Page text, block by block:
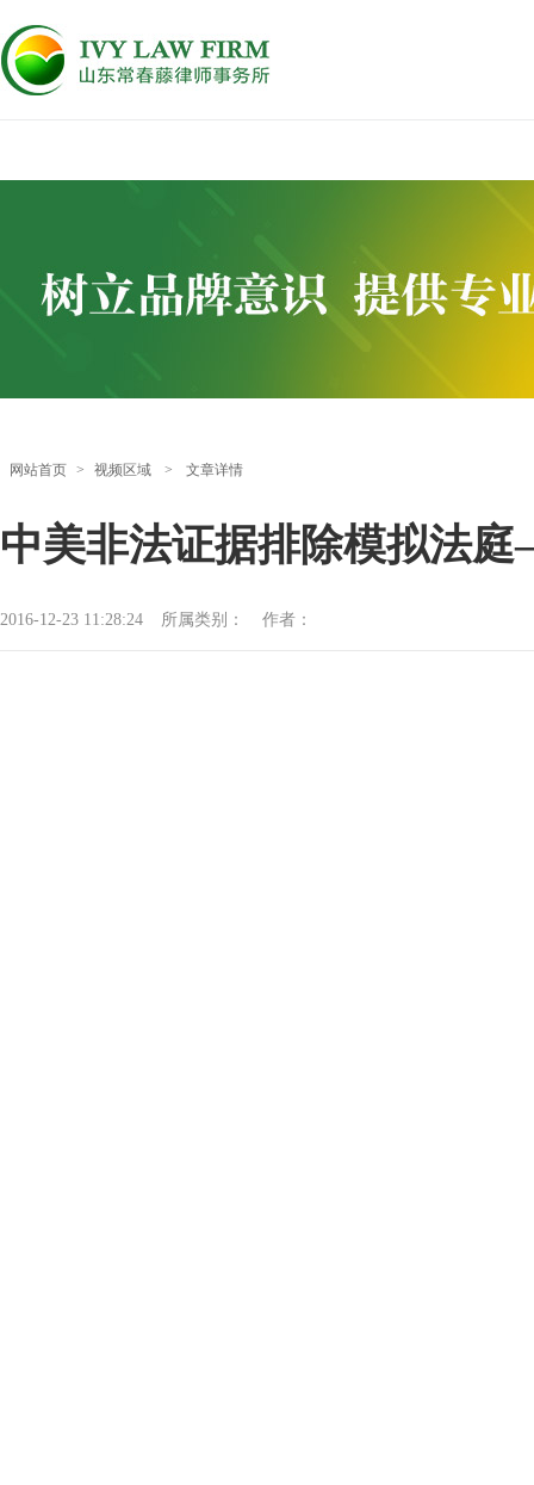
网站首页 > 视频区域 > 文章详情
中美非法证据排除模拟法
2016-12-23 11:28:24 所属类别： 作者：